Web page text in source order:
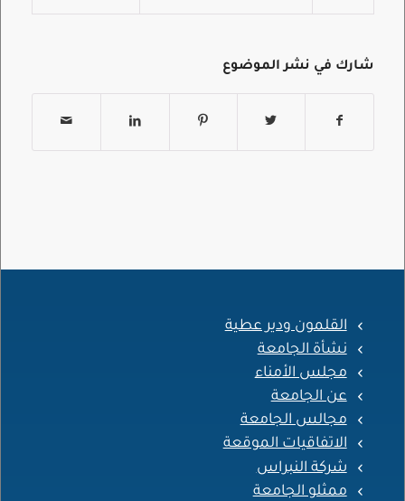
شارك في نشر الموضوع
القلمون ودير عطية
نشأة الجامعة
مجلس الأمناء
عن الجامعة
مجالس الجامعة
الاتفاقيات الموقعة
شركة النبراس
ممثلو الجامعة